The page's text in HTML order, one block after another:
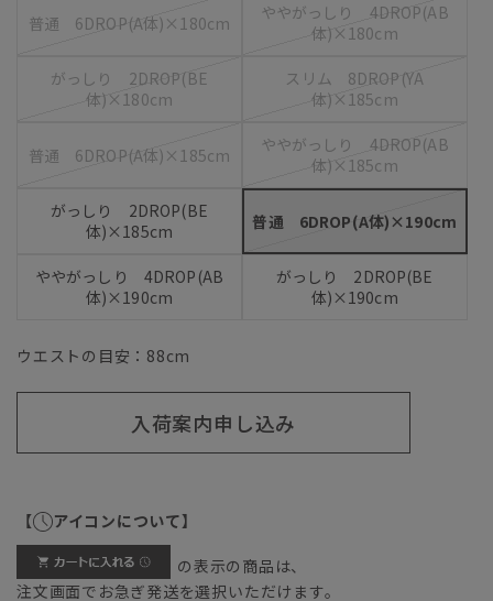
普通 6DROP(A体)×180cm
ややがっしり 4DROP(AB
体)×180cm
がっしり 2DROP(BE
体)×180cm
スリム 8DROP(YA
体)×185cm
普通 6DROP(A体)×185cm
ややがっしり 4DROP(AB
体)×185cm
がっしり 2DROP(BE
体)×185cm
普通 6DROP(A体)×190cm
ややがっしり 4DROP(AB
体)×190cm
がっしり 2DROP(BE
体)×190cm
ウエストの目安： 88cm
入荷案内申し込み
【 アイコンについて】
の表示の商品は、
注文画面でお急ぎ発送を選択いただけます。